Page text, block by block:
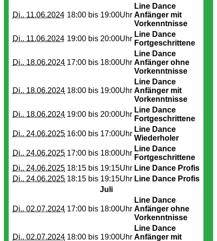
Di.. 11.06.2024 18:00 bis 19:00Uhr
Line Dance
Anfänger mit
Vorkenntnisse
Di.. 11.06.2024 19:00 bis 20:00Uhr
Line Dance
Fortgeschrittene
Di.. 18.06.2024 17:00 bis 18:00Uhr
Line Dance
Anfänger ohne
Vorkenntnisse
Di.. 18.06.2024 18:00 bis 19:00Uhr
Line Dance
Anfänger mit
Vorkenntnisse
Di.. 18.06.2024 19:00 bis 20:00Uhr
Line Dance
Fortgeschrittene
Di.. 24.06.2025 16:00 bis 17:00Uhr
Line Dance
Wiederholer
Di.. 24.06.2025 17:00 bis 18:00Uhr
Line Dance
Fortgeschrittene
Di.. 24.06.2025 18:15 bis 19:15Uhr Line Dance Profis
Di.. 24.06.2025 18:15 bis 19:15Uhr Line Dance Profis
Juli
Di.. 02.07.2024 17:00 bis 18:00Uhr
Line Dance
Anfänger ohne
Vorkenntnisse
Di.. 02.07.2024 18:00 bis 19:00Uhr
Line Dance
Anfänger mit